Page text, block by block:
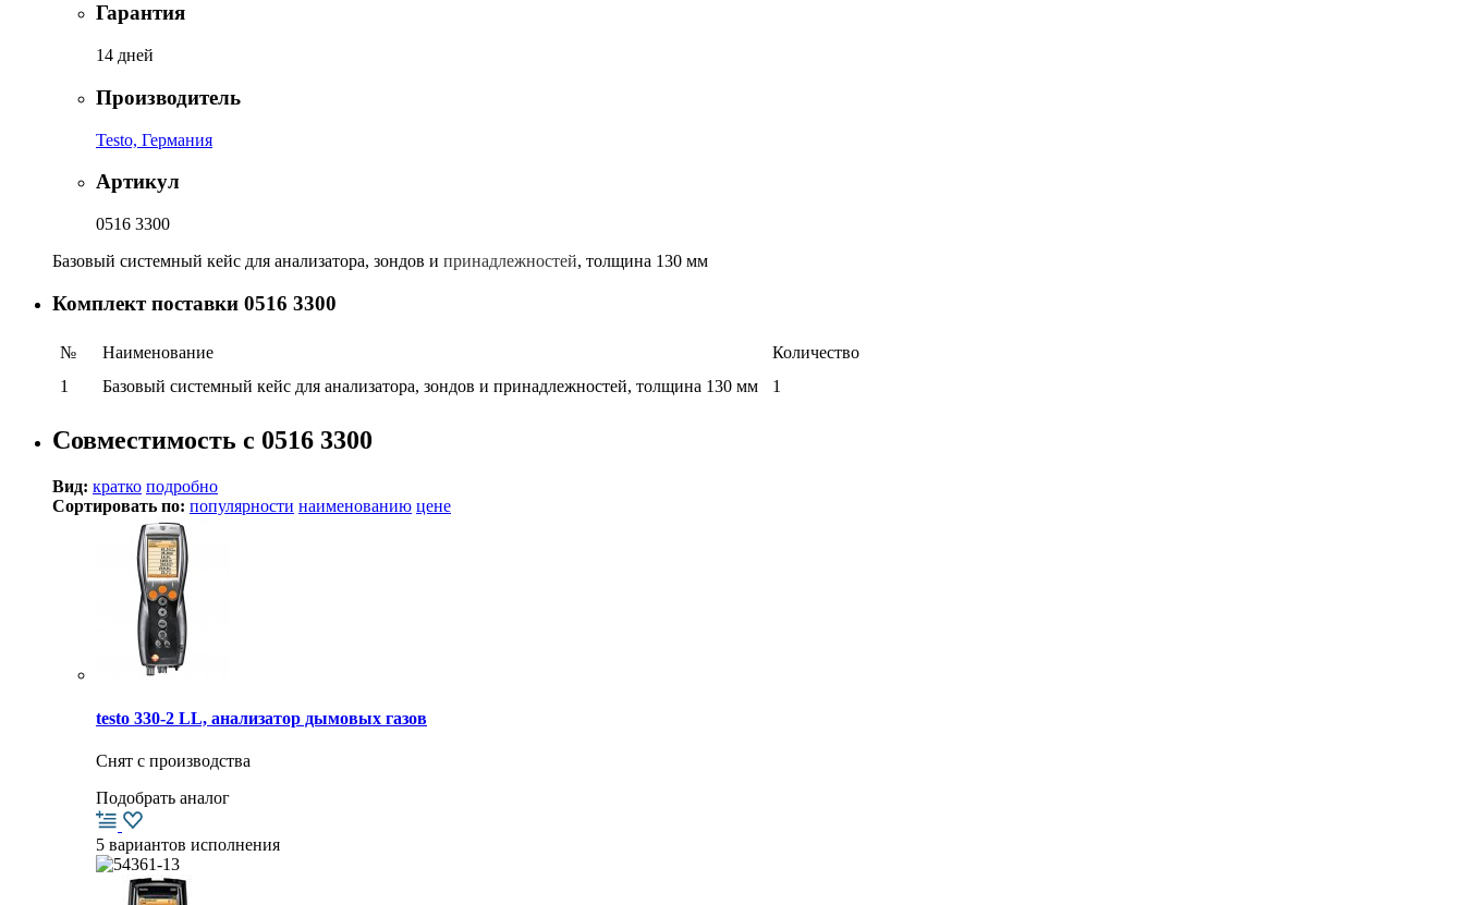
Гарантия
14 дней
Производитель
Testo, Германия
Артикул
0516 3300
Базовый системный кейс для анализатора, зондов и принадлежностей, толщина 130 мм
Комплект поставки 0516 3300
№ Наименование
Количество
1
Базовый системный кейс для анализатора, зондов и принадлежностей, толщина 130 мм 1
Совместимость с 0516 3300
Вид: кратко подробно
Сортировать по: популярности наименованию цене
testo 330-2 LL, анализатор дымовых газов
Снят с производства
Подобрать аналог
5 вариантов исполнения